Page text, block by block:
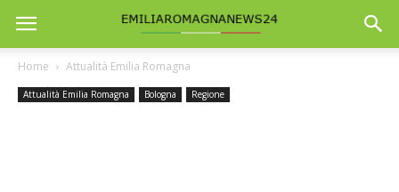
Home Attualità Emilia Romagna
Attualità Emilia Romagna Bologna Regione